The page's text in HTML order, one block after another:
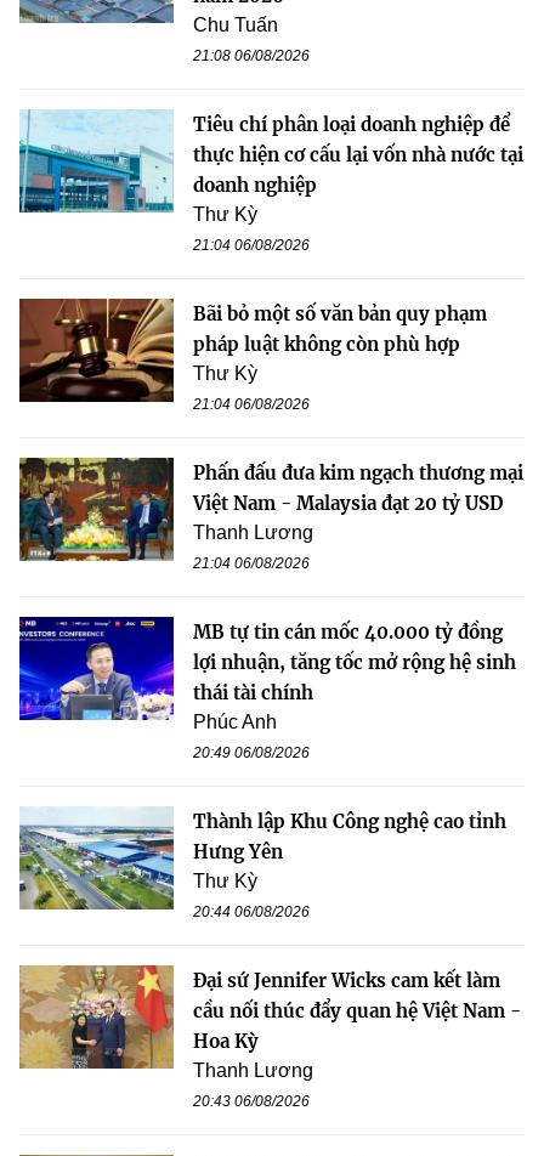
Chu Tuấn
21:08 06/08/2026
Tiêu chí phân loại doanh nghiệp để
thực hiện cơ cấu lại vốn nhà nước tại
doanh nghiệp
Thư Kỳ
21:04 06/08/2026
Bãi bỏ một số văn bản quy phạm
pháp luật không còn phù hợp
Thư Kỳ
21:04 06/08/2026
Phấn đấu đưa kim ngạch thương mại
Việt Nam - Malaysia đạt 20 tỷ USD
Thanh Lương
21:04 06/08/2026
MB tự tin cán mốc 40.000 tỷ đồng
lợi nhuận, tăng tốc mở rộng hệ sinh
thái tài chính
Phúc Anh
20:49 06/08/2026
Thành lập Khu Công nghệ cao tỉnh
Hưng Yên
Thư Kỳ
20:44 06/08/2026
Đại sứ Jennifer Wicks cam kết làm
cầu nối thúc đẩy quan hệ Việt Nam -
Hoa Kỳ
Thanh Lương
20:43 06/08/2026